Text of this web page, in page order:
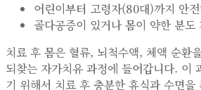
어린이부터 고령자(80대)까지 안
골다공증이 있거나 몸이 약한 분도
치료 후 몸은 혈류, 뇌척수액, 체액 순환
되찾는 자가치유 과정에 들어갑니다. 이
기 위해서 치료 후 충분한 휴식과 수면을